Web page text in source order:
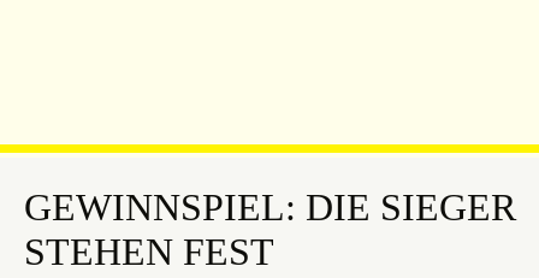
GEWINNSPIEL: DIE SIEGER
STEHEN FEST